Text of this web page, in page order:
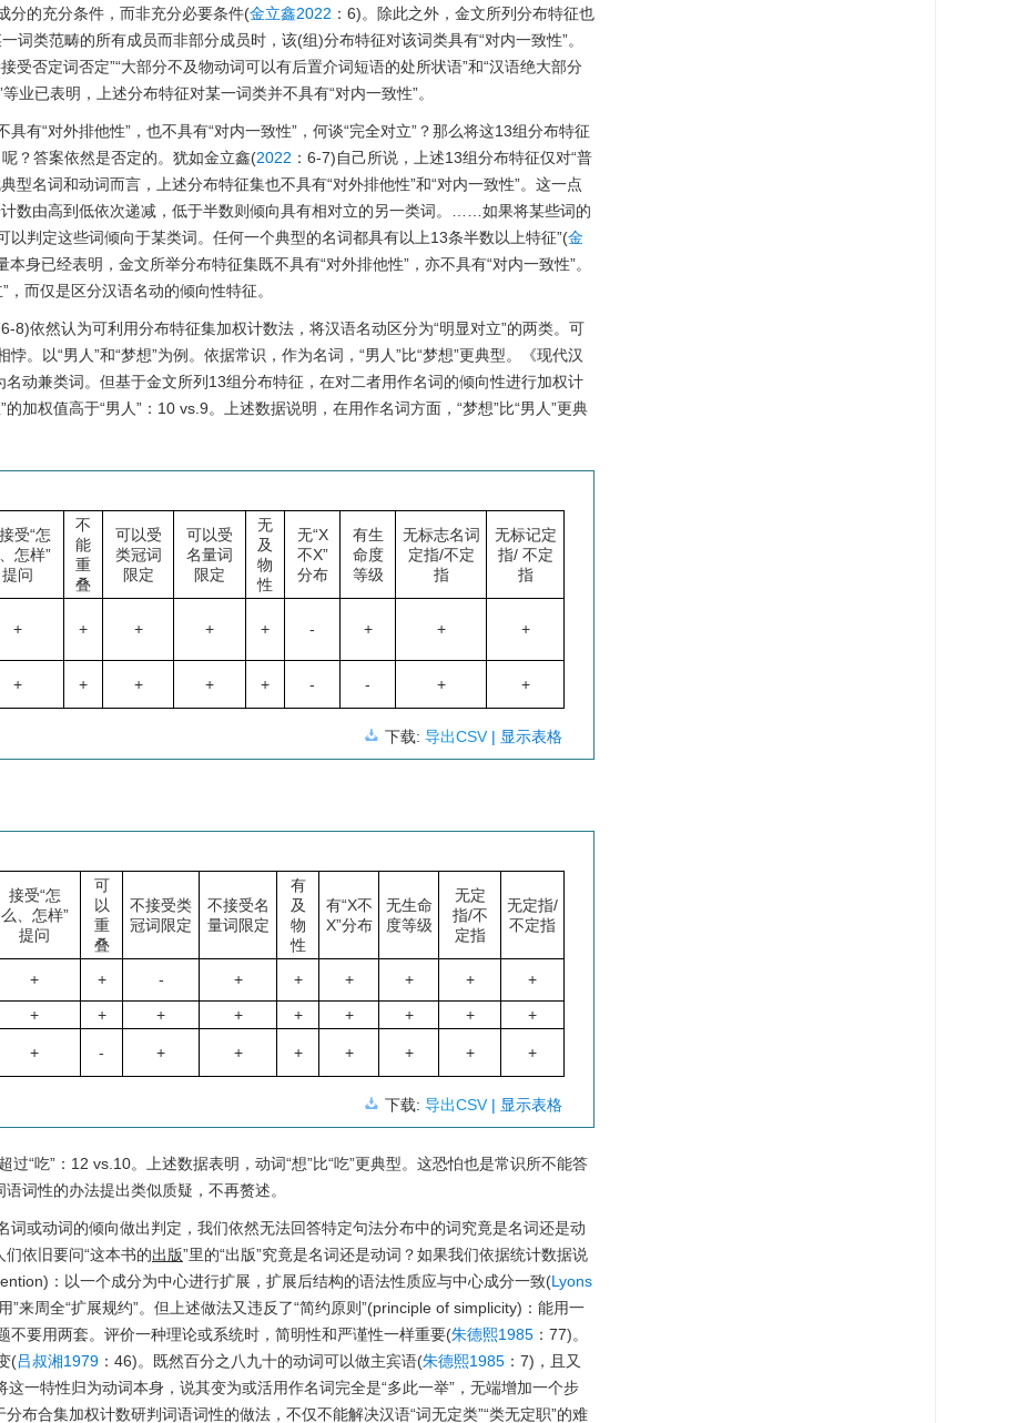
分的充分条件，而非充分必要条件(金立鑫2022 ：6)。除此之外，金文所列分布特征也
词类范畴的所有成员而非部分成员时，该(组)分布特征对该词类具有“对内一致性”。
受否定词否定”“大部分不及物动词可以有后置介词短语的处所状语”和“汉语绝大部分
业已表明，上述分布特征对某一词类并不具有“对内一致性”。
有“对外排他性”，也不具有“对内一致性”，何谈“完全对立”？那么将这13组分布特征
？答案依然是否定的。犹如金立鑫(2022 ：6-7)自己所说，上述13组分布特征仅对“普
型名词和动词而言，上述分布特征集也不具有“对外排他性”和“对内一致性”。这一点
数由高到低依次递减，低于半数则倾向具有相对立的另一类词。……如果将某些词的
判定这些词倾向于某类词。任何一个典型的名词都具有以上13条半数以上特征”(金
本身已经表明，金文所举分布特征集既不具有“对外排他性”，亦不具有“对内一致性”。
而仅是区分汉语名动的倾向性特征。
6-8)依然认为可利用分布特征集加权计数法，将汉语名动区分为“明显对立”的两类。可
。以“男人”和“梦想”为例。依据常识，作为名词，“男人”比“梦想”更典型。《现代汉
名动兼类词。但基于金文所列13组分布特征，在对二者用作名词的倾向性进行加权计
加权值高于“男人”：10 vs.9。上述数据说明，在用作名词方面，“梦想”比“男人”更典
受“怎
怎样”
提问
不
能
重
叠
可以受
类冠词
限定
可以受
名量词
限定
无
及
物
性
无“X
不X”
分布
有生
命度
等级
无标志名词
定指/不定
指
无标记定
指/ 不定
指
+ + + + + - + + +
+ + + + + - - + +
下载: 导出CSV | 显示表格
接受“怎
么、怎样”
提问
可
以
重
叠
不接受类
冠词限定
不接受名
量词限定
有
及
物
性
有“X不
X”分布
无生命
度等级
无定
指/不
定指
无定指/
不定指
+ + - + + + + +
+
+ + + + + + + +
+
+ - + + + + + + +
下载: 导出CSV | 显示表格
过“吃”：12 vs.10。上述数据表明，动词“想”比“吃”更典型。这恐怕也是常识所不能答
词性的办法提出类似质疑，不再赘述。
或动词的倾向做出判定，我们依然无法回答特定句法分布中的词究竟是名词还是动
依旧要问“这本书的出版”里的“出版”究竟是名词还是动词？如果我们依据统计数据说
：以一个成分为中心进行扩展，扩展后结构的语法性质应与中心成分一致(Lyons
”来周全“扩展规约”。但上述做法又违反了“简约原则”(principle of simplicity)：能用一
要用两套。评价一种理论或系统时，简明性和严谨性一样重要(朱德熙1985 ：77)。
(吕叔湘1979 ：46)。既然百分之八九十的动词可以做主宾语(朱德熙1985 ：7)，且又
这一特性归为动词本身，说其变为或活用作名词完全是“多此一举”，无端增加一个步
分布合集加权计数研判词语词性的做法，不仅不能解决汉语“词无定类”“类无定职”的难